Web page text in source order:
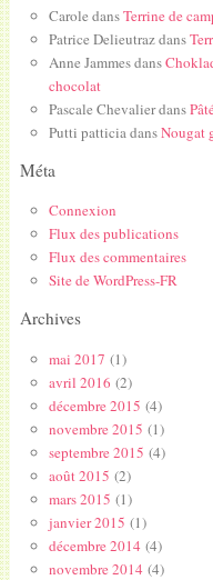
Carole dansTerrine de
Patrice Delieutrazdans
Anne Jammesdans
chocolat
Pascale Chevalierdans
Putti patticiadansNougat
Méta
Connexion
Flux des publications
Flux des commentaires
Site de WordPress-FR
Archives
mai 2017 (1)
avril 2016 (2)
décembre 2015 (4)
novembre 2015 (1)
septembre 2015 (4)
août 2015 (2)
mars 2015 (1)
janvier 2015 (1)
décembre 2014(4)
novembre 2014(4)